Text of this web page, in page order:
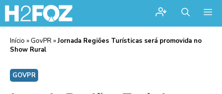
Início » GovPR »Jornada Regiões Turísticas será promovida no
Show Rural
GOVPR